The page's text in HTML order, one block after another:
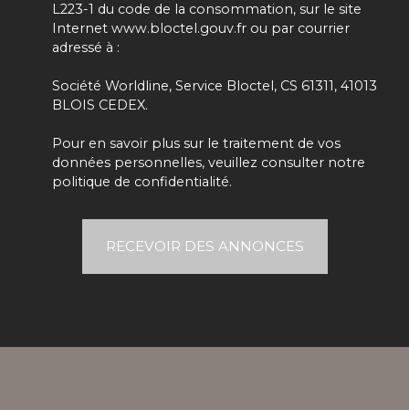
L223-1 du code de la consommation, sur le site
Internet www.bloctel.gouv.fr ou par courrier
adressé à :
Société Worldline, Service Bloctel, CS 61311, 41013
BLOIS CEDEX.
Pour en savoir plus sur le traitement de vos
données personnelles, veuillez consulter notre
politique de confidentialité.
RECEVOIR DES ANNONCES